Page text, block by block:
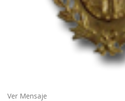
Ver Mensaje